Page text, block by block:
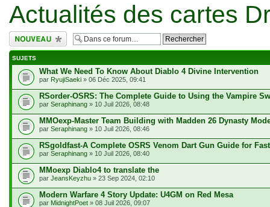
Actualités des cartes
Écrire un nouveau
sujet
SUJETS
What We Need To Know About Diablo 4 Divine Intervention
par RyujiSaeki » 06 Déc 2025, 09:41
RSorder-OSRS: The Complete Guide to Using the Vampire
par Seraphinang » 10 Juil 2026, 08:48
MMOexp-Master Team Building with Madden 26 Dynasty
par Seraphinang » 10 Juil 2026, 08:46
RSgoldfast-A Complete OSRS Venom Dart Gun Guide for
par Seraphinang » 10 Juil 2026, 08:40
MMoexp Diablo4 to translate the
par JeansKeyzhu » 23 Sep 2024, 02:10
Modern Warfare 4 Story Update: U4GM on Red Mesa
par MidnightPoet » 08 Juil 2026, 09:07